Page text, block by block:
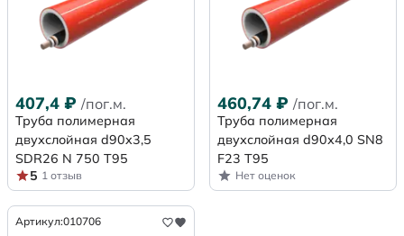
407,4 ₽ /пог.м.
Труба полимерная
двухслойная d90x3,5
SDR26 N 750 Т95
5 1 отзыв
460,74 ₽ /пог.м.
Труба полимерная
двухслойная d90х4,0 SN8
F23 Т95
Нет оценок
Артикул:010706